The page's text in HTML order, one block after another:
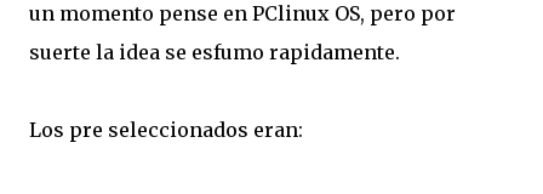
un momento pense en PClinux OS, pero por
suerte la idea se esfumo rapidamente.
Los pre seleccionados eran: